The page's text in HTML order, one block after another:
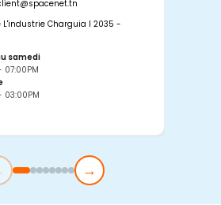
L'industrie Charguia I 2035 -
samedi
07:00PM
03:00PM
→